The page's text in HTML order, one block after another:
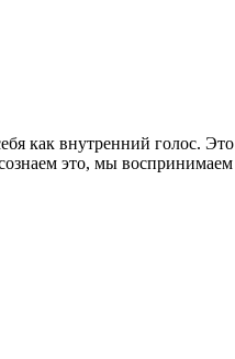
как внутренний голос.
это, мы